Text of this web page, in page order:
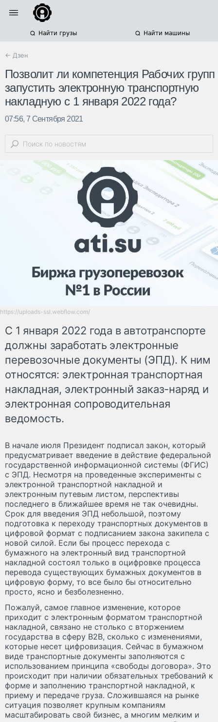
Найти грузы Найти машины
← Дзен
Позволит ли компетенция Рабочих групп
запустить электронную транспортную
накладную с 1 января 2022 года?
07:56, 7 Сентября 2021
https://uploads-ssl.webflow.com/
С 1 января 2022 года в автотранспорте
должны заработать электронные
перевозочные документы (ЭПД). К ним
относятся: электронная транспортная
накладная, электронный заказ-наряд и
электронная сопроводительная
ведомость.
В начале июля Президент подписал закон, который
предусматривает введение в действие федеральной
государственной информационной системы (ФГИС)
с ЭПД. Несмотря на проведенные эксперименты с
электронной транспортной накладной и
электронным путевым листом, перспективы
последнего в ближайшее время не так очевидны.
Срок для введения ЭПД небольшой, поэтому
подготовка к переходу транспортных документов в
цифровой формат с подписанием закона закипела с
новой силой. Если бы процесс перехода с
бумажного на электронный вид транспортной
накладной состоял только в оцифровке процесса
перевода существующих бумажных документов в
цифровую форму, то все было бы относительно
просто, ясно и безболезненно.
Пожалуй, самое главное изменение, которое
приходит с электронным форматом транспортной
накладной, связано не столько с вторжением
государства в сферу В2В, сколько с изменениями,
которые несет цифровизация. Сейчас в бумажном
виде транспортные документы заполняются с
использованием принципа «свободы договора». Это
происходит при наличии обязательных требований к
форме и заполнению транспортной накладной, к
приему и передаче груза. Сложившаяся на рынке
ситуация позволяет крупным компаниям
масштабировать свой бизнес, а многим мелким и